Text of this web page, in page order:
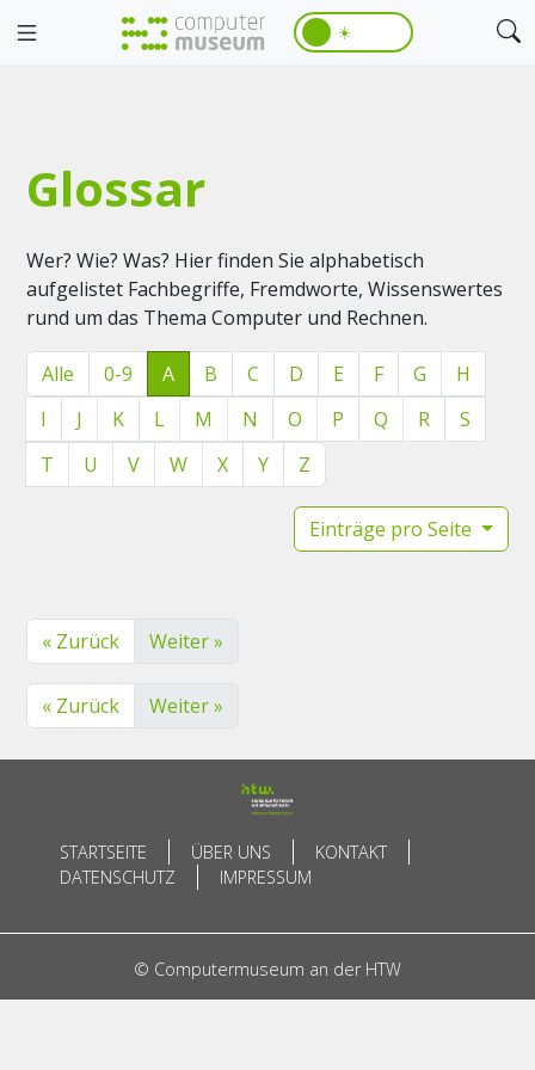
☀️
Glossar
Wer? Wie? Was? Hier finden Sie alphabetisch
aufgelistet Fachbegriffe, Fremdworte, Wissenswertes
rund um das Thema Computer und Rechnen.
Alle 0-9 A B C D E F G
H
I
J K L M N O P Q R
S
T
U V W X Y Z
Einträge pro Seite
« Zurück Weiter »
« Zurück Weiter »
STARTSEITE ÜBER UNS
KONTAKT
DATENSCHUTZ
IMPRESSUM
© Computermuseum an der HTW